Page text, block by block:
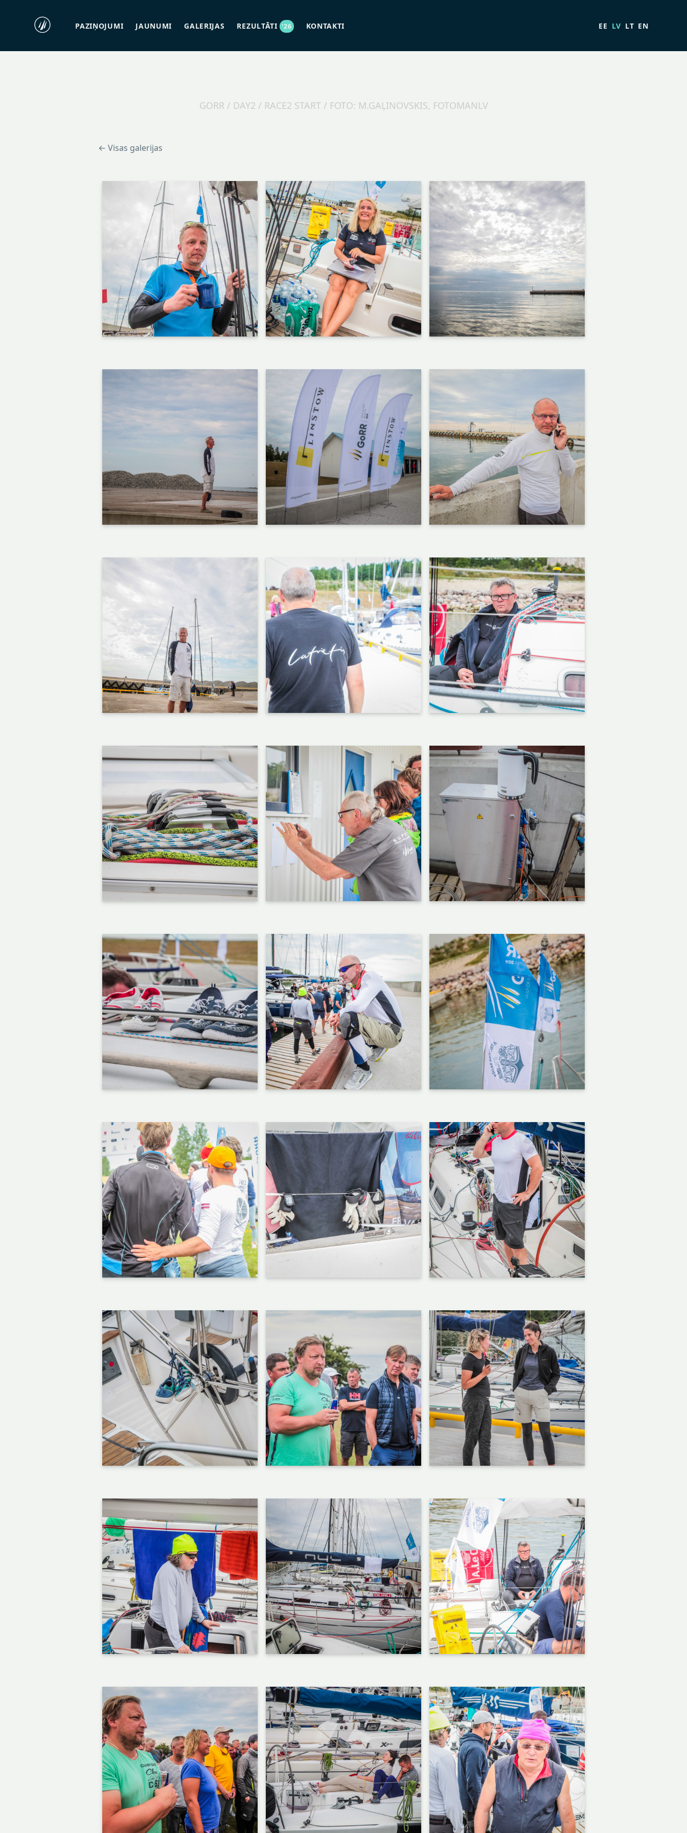
PAZIŅOJUMI JAUNUMI GALERIJAS REZULTĀTI '26 KONTAKTI EE LV LT EN
GORR / DAY2 / RACE2 START / FOTO: M.GAĻINOVSKIS, FOTOMANLV
← Visas galerijas